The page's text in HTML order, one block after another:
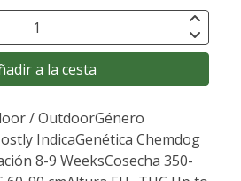
a la cesta
/ OutdoorGénero
IndicaGenética Chemdog
8-9 WeeksCosecha 350-